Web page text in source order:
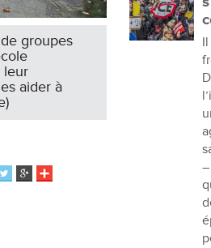
groupes
leur
aider à